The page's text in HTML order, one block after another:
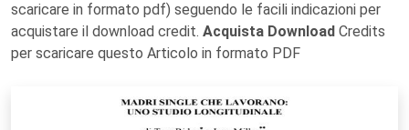
scaricare in formato pdf) seguendo le facili indicazioni per
acquistare il download credit. Acquista Download Credits
per scaricare questo Articolo in formato PDF